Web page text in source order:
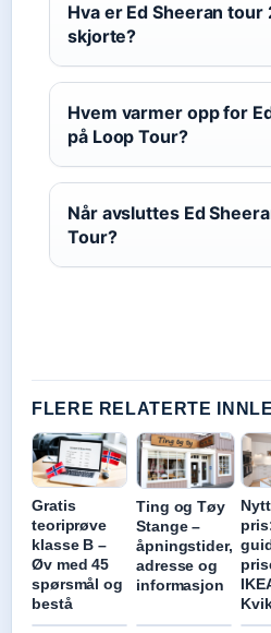
Hva er Ed Sheeran tour
skjorte?
Hvem varmer opp for
på Loop Tour?
Når avsluttes Ed
Tour?
FLERE RELATERTE
Gratis
teoriprøve
klasse B –
Øv med 45
spørsmål og
bestå
Ting og Tøy
Stange –
åpningstider,
adresse og
informasjon